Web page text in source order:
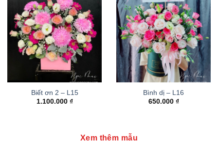
Biết ơn 2 – L15
1.100.000 ₫
Bình dị – L16
650.000 ₫
Xem thêm mẫu